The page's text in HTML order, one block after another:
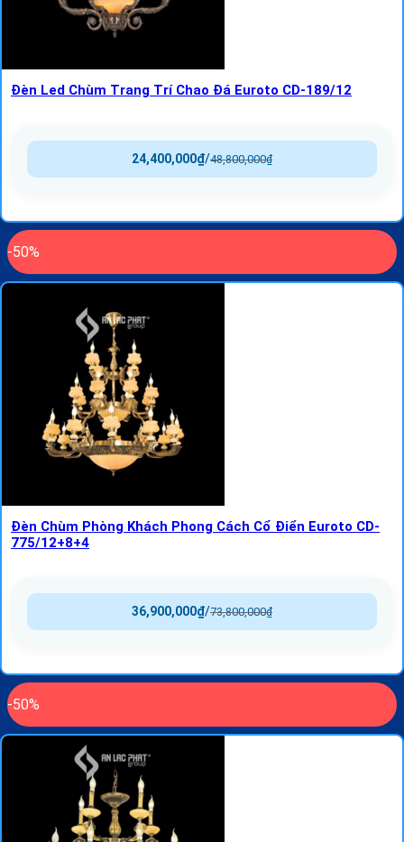
Đèn Led Chùm Trang Trí Chao Đá Euroto CD-189/12
48,800,000₫
/
24,400,000₫
-50%
Đèn Chùm Phòng Khách Phong Cách Cổ Điển Euroto CD-
775/12+8+4
73,800,000₫
/
36,900,000₫
-50%